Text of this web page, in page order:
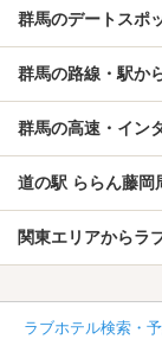
群馬のデートスポ
群馬の路線・駅か
群馬の高速・イン
道の駅 ららん藤岡
関東エリアからラ
ラブホテル検索・